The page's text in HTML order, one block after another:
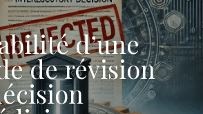
d’une
de révision